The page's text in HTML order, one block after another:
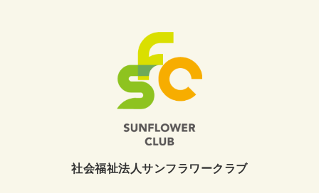
社会福祉法人サンフラワークラブ